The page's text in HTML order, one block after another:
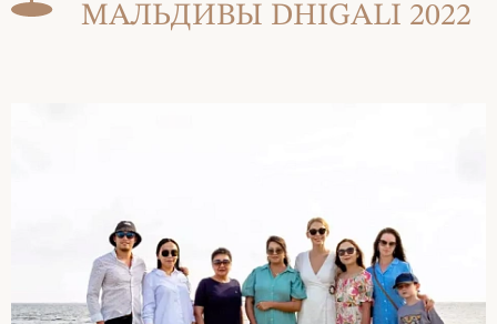
МАЛЬДИВЫ DHIGALI 2022